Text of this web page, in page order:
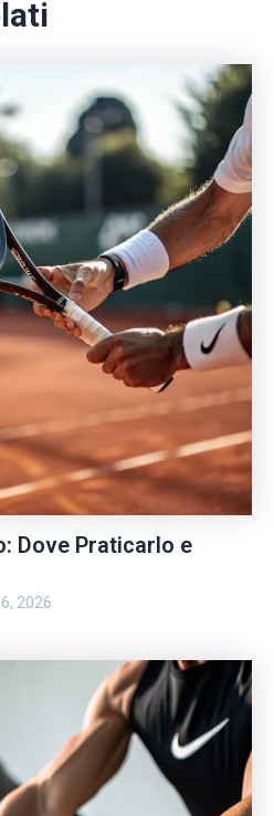
Dove Praticarlo e
2026